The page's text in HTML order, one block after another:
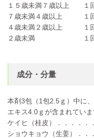
１５歳未満７歳以上 １
７歳未満４歳以上 １
４歳未満２歳以上 １回
２歳未満 １回
成分・分量
本剤3包（1包2.5ｇ）中に
エキス4.0ｇが含まれていま
ケイヒ（桂皮）．．．．．
ショウキョウ（生姜）．．